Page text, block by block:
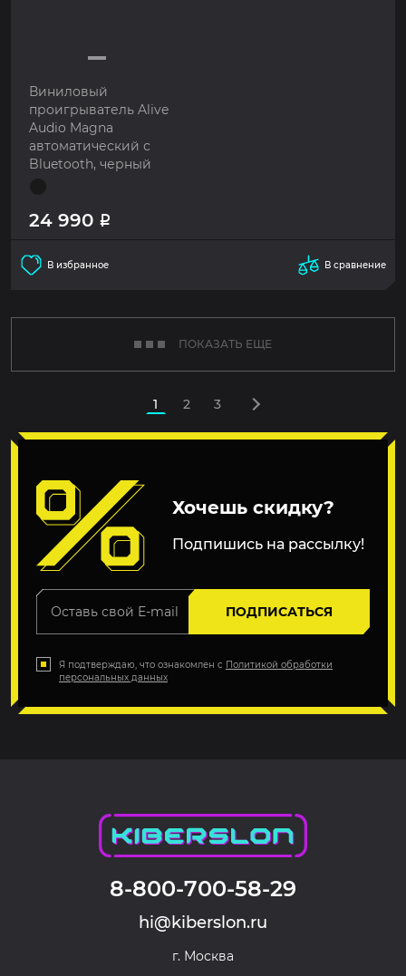
В избранное В сравнение
Виниловый
проигрыватель Alive
Audio Magna
автоматический с
Bluetooth, черный
24 990 Р
ПОКАЗАТЬ ЕЩЕ
1 2 3
Хочешь скидку?
Подпишись на рассылку!
ПОДПИСАТЬСЯ
Я подтверждаю, что ознакомлен с Политикой обработки
персональных данных
8-800-700-58-29
hi@kiberslon.ru
г. Москва